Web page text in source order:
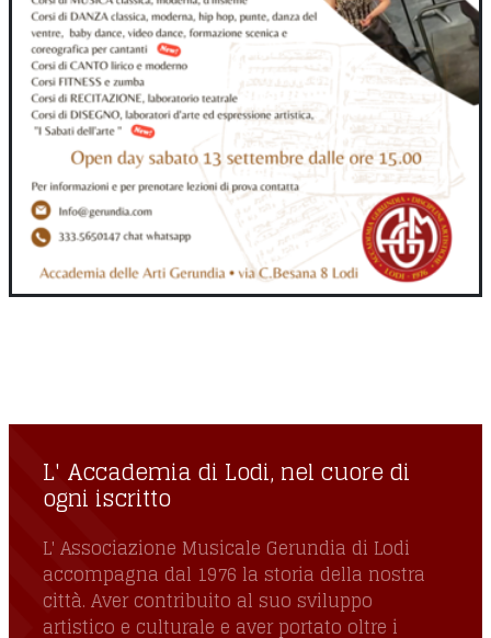
L' Accademia di Lodi, nel cuore di
ogni iscritto
L' Associazione Musicale Gerundia di Lodi
accompagna dal 1976 la storia della nostra
città. Aver contribuito al suo sviluppo
artistico e culturale e aver portato oltre i